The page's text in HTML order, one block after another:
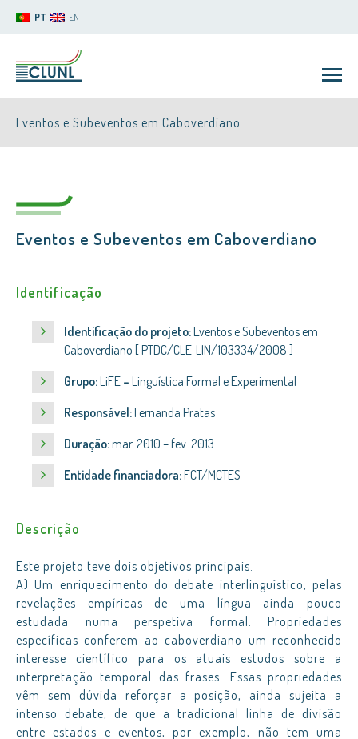
PT EN
CLUNL
Eventos e Subeventos em Caboverdiano
Eventos e Subeventos em Caboverdiano
Identificação
Identificação do projeto:Eventos e Subeventos em
Caboverdiano [ PTDC/CLE-LIN/103334/2008 ]
Grupo:LiFE – Linguística Formal e Experimental
Responsável:Fernanda Pratas
Duração:mar. 2010 – fev. 2013
Entidade financiadora:FCT/MCTES
Descrição
Este projeto teve dois objetivos principais.
A) Um enriquecimento do debate interlinguístico, pelas
revelações empíricas de uma língua ainda pouco
estudada numa perspetiva formal. Propriedades
específicas conferem ao caboverdiano um reconhecido
interesse científico para os atuais estudos sobre a
interpretação temporal das frases. Essas propriedades
vêm sem dúvida reforçar a posição, ainda sujeita a
intenso debate, de que a tradicional linha de divisão
entre estados e eventos, por exemplo, não tem uma